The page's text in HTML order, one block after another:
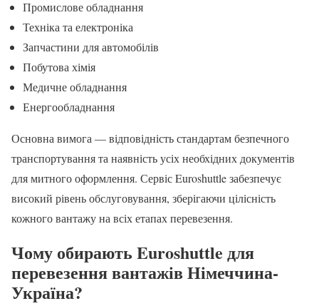
Промислове обладнання
Техніка та електроніка
Запчастини для автомобілів
Побутова хімія
Медичне обладнання
Енергообладнання
Основна вимога — відповідність стандартам безпечного
транспортування та наявність усіх необхідних документів
для митного оформлення. Сервіс Euroshuttle забезпечує
високий рівень обслуговування, зберігаючи цілісність
кожного вантажу на всіх етапах перевезення.
Чому обирають Euroshuttle для
перевезення вантажів Німеччина-
Україна?